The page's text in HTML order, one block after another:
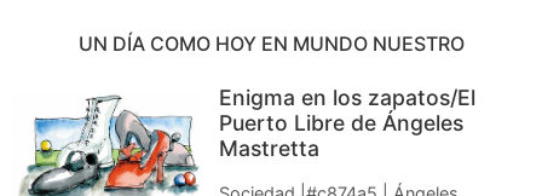
UN DÍA COMO HOY EN MUNDO NUESTRO
Enigma en los zapatos/El
Puerto Libre de Ángeles
Mastretta